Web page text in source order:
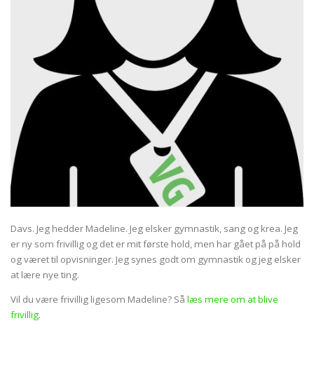
Davs. Jeg hedder Madeline. Jeg elsker gymnastik, sang og krea. Jeg
er ny som frivillig og det er mit første hold, men har gået på på hold
og været til opvisninger. Jeg synes godt om gymnastik og jeg elsker
at lære nye ting.
Vil du være frivillig ligesom Madeline? Så læs mere om at blive
frivillig.